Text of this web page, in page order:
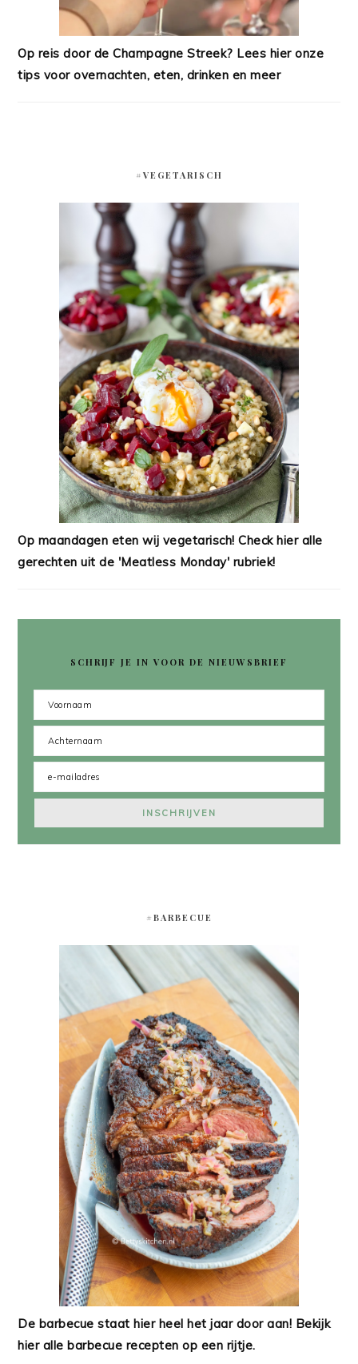
Op reis door de Champagne Streek? Lees hier onze
tips voor overnachten, eten, drinken en meer
#VEGETARISCH
Op maandagen eten wij vegetarisch! Check hier alle
gerechten uit de 'Meatless Monday' rubriek!
SCHRIJF JE IN VOOR DE NIEUWSBRIEF
#BARBECUE
De barbecue staat hier heel het jaar door aan! Bekijk
hier alle barbecue recepten op een rijtje.